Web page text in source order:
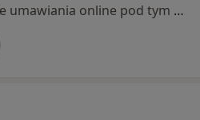
Specjalista nie oferuje umawiania online pod tym adresem.